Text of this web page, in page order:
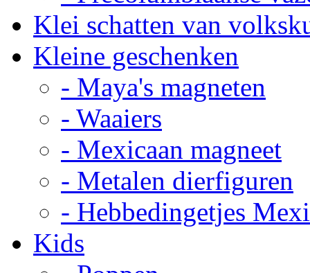
Klei schatten van
Kleine geschenken
- Maya's magneten
- Waaiers
- Mexicaan magneet
- Metalen dierfiguren
- Hebbedingetjes
Kids